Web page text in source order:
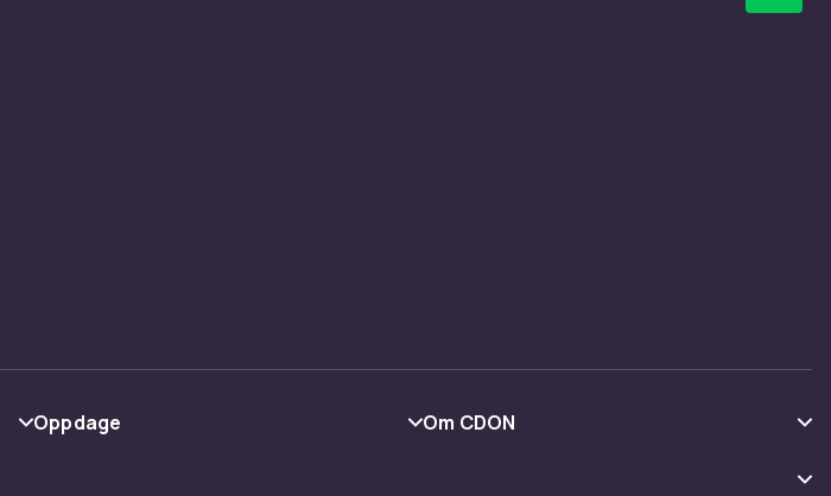
både klassiske kuppelgriller,
Bra for både helgens grilling og
Oppdage
Om CDON